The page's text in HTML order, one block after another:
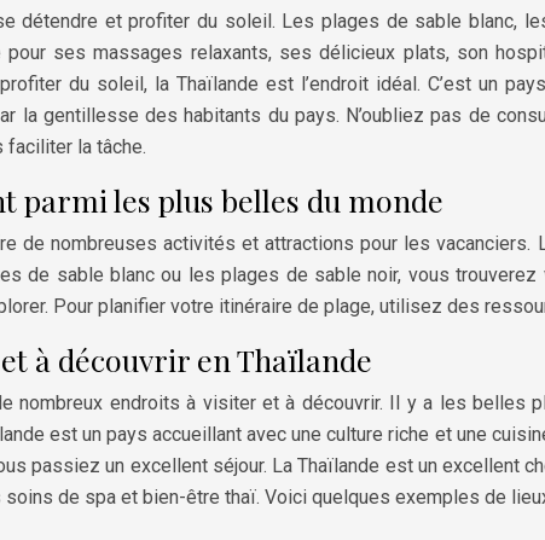
détendre et profiter du soleil. Les plages de sable
pour ses massages relaxants, ses délicieux plats, son
du soleil, la Thaïlande est l’endroit idéal. C’est un
la gentillesse des habitants du pays. N’oubliez pas de
faciliter la tâche.
parmi les plus belles du monde
de nombreuses activités et attractions pour les
de sable blanc ou les plages de sable noir, vous
Pour planifier votre itinéraire de plage, utilisez des
à découvrir en Thaïlande
nombreux endroits à visiter et à découvrir. Il y a les
est un pays accueillant avec une culture riche et une
passiez un excellent séjour. La Thaïlande est un excellent
de spa et bien-être thaï. Voici quelques exemples de